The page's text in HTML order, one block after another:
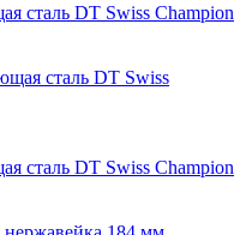
сталь DT Swiss Champion
сталь DT Swiss Champion